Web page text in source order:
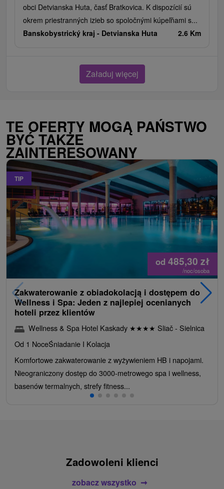
obci Detvianska Huta, časť Bratkovica. K dispozícií sú
okrem priestranných izieb so spoločnými kúpeľňami s...
Banskobystrický kraj - Detvianska Huta 2.6 Km
Załaduj więcej
TE OFERTY MOGĄ PAŃSTWO
BYĆ TAKŻE
ZAINTERESOWANY
TIP
od 485,30 zł
/noc/osoba
Zakwaterowanie z obiadokolacją i dostępem do
Wellness i Spa: Jeden z najlepiej ocenianych
hoteli przez klientów
Wellness & Spa Hotel Kaskady ★★★★ Sliač - Sielnica
Od 1 NoceŚniadanie I Kolacja
Komfortowe zakwaterowanie z wyżywieniem HB i napojami.
Nieograniczony dostęp do 3000-metrowego spa i wellness,
basenów termalnych, strefy fitness...
Zadowoleni klienci
zobacz wszystko